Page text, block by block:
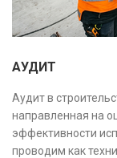
АУДИТ
Аудит в
направленная на
эффективности
проводим как